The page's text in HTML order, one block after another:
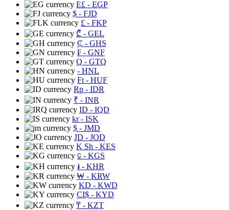
E£ - EGP
$ - FJD
£ - FKP
₾ - GEL
₵ - GHS
₣ - GNF
Q - GTQ
- HNL
Ft - HUF
Rp - IDR
₹ - INR
ID - IQD
kr- ISK
$ - JMD
JD - JOD
K Sh - KES
⃀ - KGS
៛ - KHR
₩ - KRW
KD - KWD
CI$ - KYD
₸ - KZT